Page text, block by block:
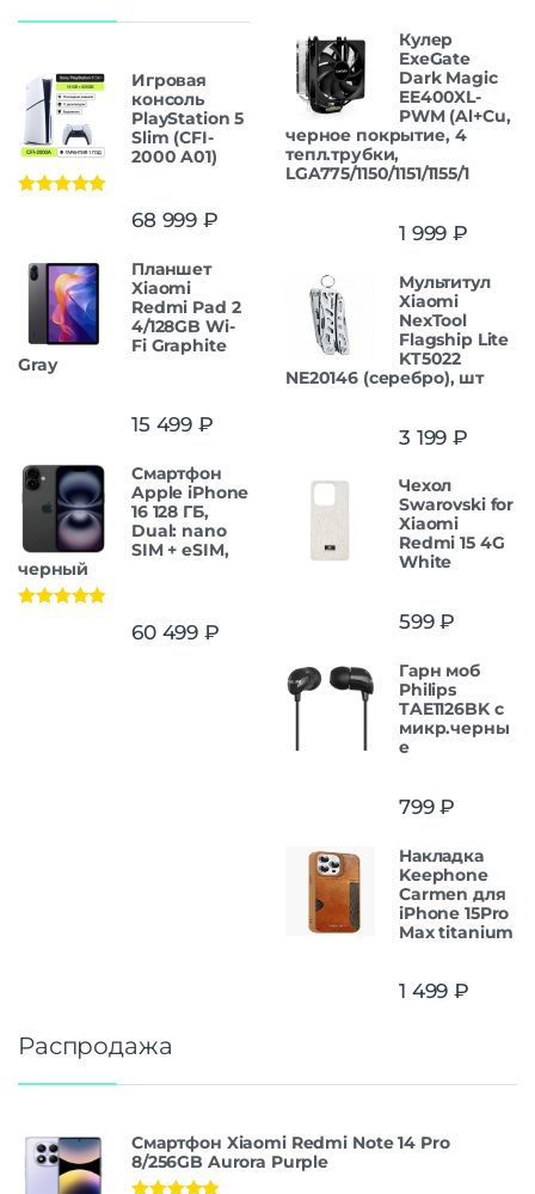
Игровая
консоль
PlayStation 5
Slim (CFI-
2000 A01)
68 999 ₽
Планшет
Xiaomi
Redmi Pad 2
4/128GB Wi-
Fi Graphite
Gray
15 499 ₽
Смартфон
Apple iPhone
16 128 ГБ,
Dual: nano
SIM + eSIM,
черный
60 499 ₽
Кулер
ExeGate
Dark Magic
EE400XL-
PWM (Al+Cu,
черное покрытие, 4
тепл.трубки,
LGA775/1150/1151/1155/1
1 999 ₽
Мультитул
Xiaomi
NexTool
Flagship Lite
KT5022
NE20146 (серебро), шт
3 199 ₽
Чехол
Swarovski for
Xiaomi
Redmi 15 4G
White
599₽
Гарн моб
Philips
TAE1126BK с
микр.черны
е
799₽
Накладка
Keephone
Carmen для
iPhone 15Pro
Max titanium
1 499 ₽
Распродажа
Смартфон Xiaomi Redmi Note 14 Pro
8/256GB Aurora Purple